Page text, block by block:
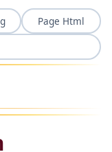
Page Html